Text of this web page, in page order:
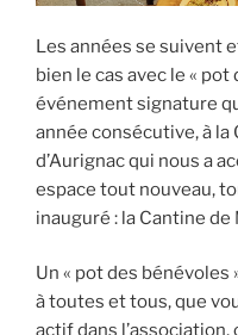
Les années se suivent
bien le cas avec le «
événement signature
année consécutive, à
d’Aurignac qui nous a
espace tout nouveau,
inauguré : la Cantine de
Un « pot des bénévoles
à toutes et tous, que
actif dans